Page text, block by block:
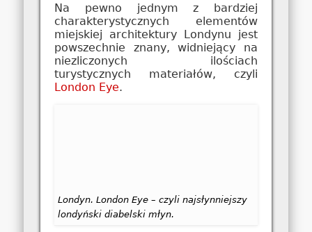
Na pewno jednym z bardziej
charakterystycznych elementów
miejskiej architektury Londynu jest
powszechnie znany, widniejący na
niezliczonych ilościach
turystycznych materiałów, czyli
London Eye.
Londyn. London Eye – czyli najsłynniejszy
londyński diabelski młyn.